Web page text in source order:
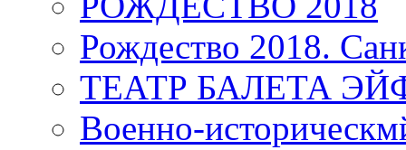
Рождество 2018.
ТЕАТР БАЛЕТА
Военно-